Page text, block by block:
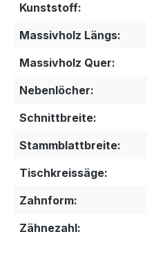
Kunststoff:
Massivholz Längs:
Massivholz Quer:
Nebenlöcher:
Schnittbreite:
Stammblattbreite:
Tischkreissäge:
Zahnform:
Zähnezahl: